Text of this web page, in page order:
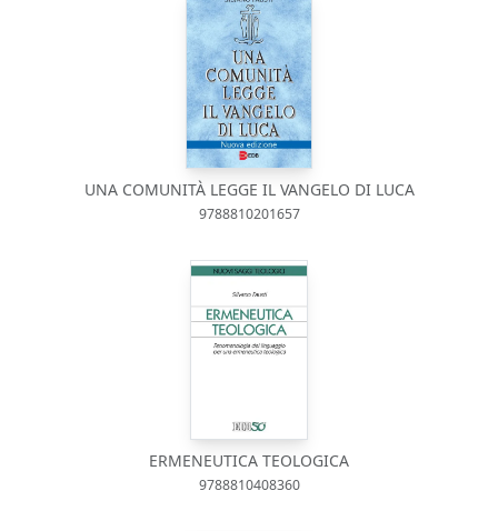
UNA COMUNITÀ LEGGE IL VANGELO DI LUCA
9788810201657
ERMENEUTICA TEOLOGICA
9788810408360